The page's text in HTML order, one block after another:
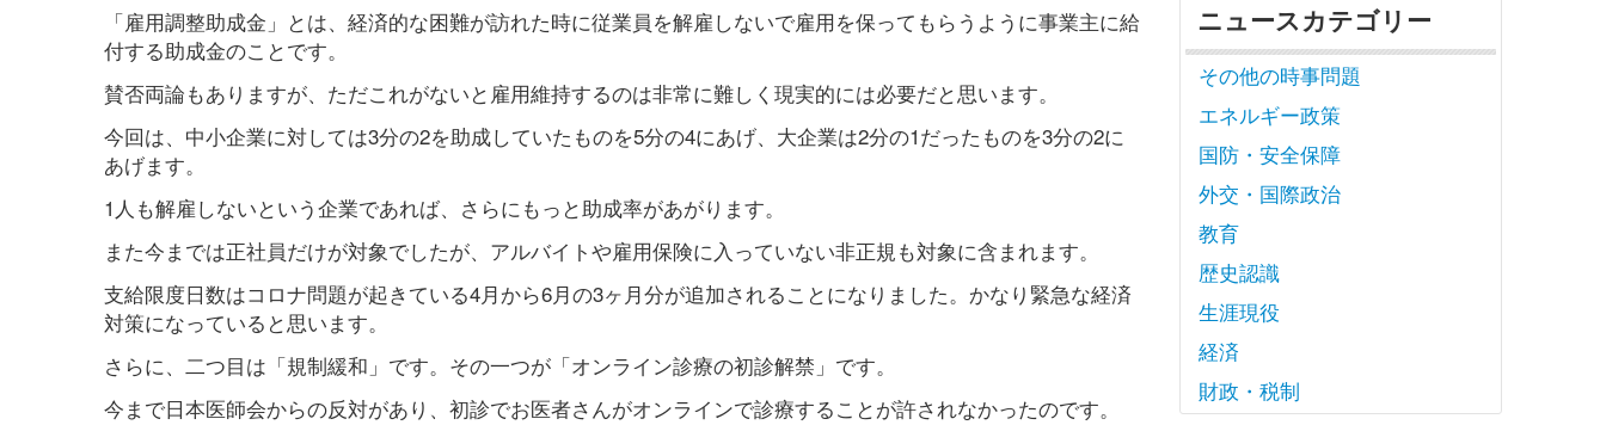
「雇用調整助成金」とは、経済的な困難が訪れた時に従業員を解雇しないで雇用を保ってもらうように事業主に給
付する助成金のことです。
賛否両論もありますが、ただこれがないと雇用維持するのは非常に難しく現実的には必要だと思います。
今回は、中小企業に対しては3分の2を助成していたものを5分の4にあげ、大企業は2分の1だったものを3分の2に
あげます。
1人も解雇しないという企業であれば、さらにもっと助成率があがります。
また今までは正社員だけが対象でしたが、アルバイトや雇用保険に入っていない非正規も対象に含まれます。
支給限度日数はコロナ問題が起きている4月から6月の3ヶ月分が追加されることになりました。かなり緊急な経済
対策になっていると思います。
さらに、二つ目は「規制緩和」です。その一つが「オンライン診療の初診解禁」です。
今まで日本医師会からの反対があり、初診でお医者さんがオンラインで診療することが許されなかったのです。
ニュースカテゴリー
その他の時事問題
エネルギー政策
国防・安全保障
外交・国際政治
教育
歴史認識
生涯現役
経済
財政・税制